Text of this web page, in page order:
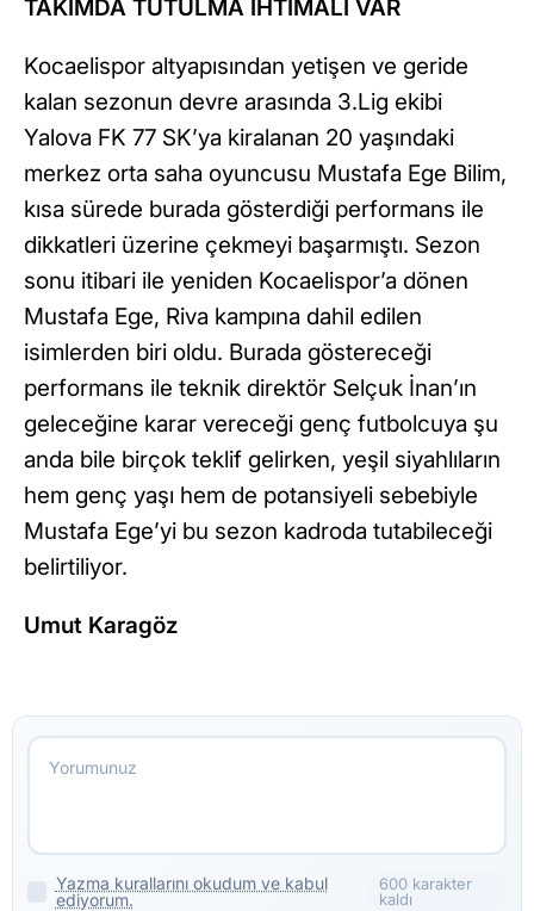
TAKIMDA TUTULMA İHTİMALİ VAR
Kocaelispor altyapısından yetişen ve geride
kalan sezonun devre arasında 3.Lig ekibi
Yalova FK 77 SK’ya kiralanan 20 yaşındaki
merkez orta saha oyuncusu Mustafa Ege Bilim,
kısa sürede burada gösterdiği performans ile
dikkatleri üzerine çekmeyi başarmıştı. Sezon
sonu itibari ile yeniden Kocaelispor’a dönen
Mustafa Ege, Riva kampına dahil edilen
isimlerden biri oldu. Burada göstereceği
performans ile teknik direktör Selçuk İnan’ın
geleceğine karar vereceği genç futbolcuya şu
anda bile birçok teklif gelirken, yeşil siyahlıların
hem genç yaşı hem de potansiyeli sebebiyle
Mustafa Ege’yi bu sezon kadroda tutabileceği
belirtiliyor.
Umut Karagöz
Yazma kurallarını okudum ve kabul
ediyorum.
600 karakter
kaldı